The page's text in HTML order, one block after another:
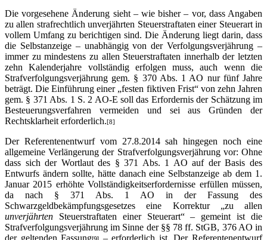
Die vorgesehene Änderung sieht – wie bisher – vor, dass Angaben
zu allen strafrechtlich unverjährten Steuerstraftaten einer Steuerart in
vollem Umfang zu berichtigen sind. Die Änderung liegt darin, dass
die Selbstanzeige – unabhängig von der Verfolgungsverjährung –
immer zu mindestens zu allen Steuerstraftaten innerhalb der letzten
zehn Kalenderjahre vollständig erfolgen muss, auch wenn die
Strafverfolgungsverjährung gem. § 370 Abs. 1 AO nur fünf Jahre
beträgt. Die Einführung einer „festen fiktiven Frist“ von zehn Jahren
gem. § 371 Abs. 1 S. 2 AO-E soll das Erfordernis der Schätzung im
Besteuerungsverfahren vermeiden und sei aus Gründen der
Rechtsklarheit erforderlich.[8]
Der Referentenentwurf vom 27.8.2014 sah hingegen noch eine
allgemeine Verlängerung der Strafverfolgungsverjährung vor: Ohne
dass sich der Wortlaut des § 371 Abs. 1 AO auf der Basis des
Entwurfs ändern sollte, hätte danach eine Selbstanzeige ab dem 1.
Januar 2015 erhöhte Vollständigkeitserfordernisse erfüllen müssen,
da nach § 371 Abs. 1 AO in der Fassung des
Schwarzgeldbekämpfungsgesetzes eine Korrektur „zu allen
unverjährten Steuerstraftaten einer Steuerart“ – gemeint ist die
Strafverfolgungsverjährung im Sinne der §§ 78 ff. StGB, 376 AO in